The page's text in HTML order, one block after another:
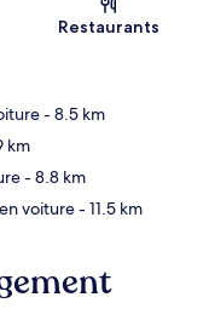
Restaurants
- 8.5 km
km
- 8.8 km
voiture- 11.5 km